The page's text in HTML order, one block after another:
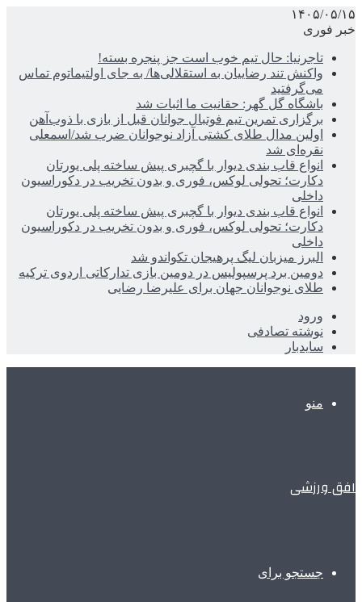
۱۴۰۵/۰۵/۱۵
خبر فوری
تاجرنیا: حال تیم خوب است جز پنجره بسته!
واکنش تند رضاییان به استقلالی‌ها/ به جای اولتیماتوم تماس
می‌گرفتید
باشگاه گل گهر: حقانیت ما اثبات شد
برگزاری تمرین تیم فوتبال جوانان قبل از بازی با ذوب‌آهن
اولین مدال طلای کشتی آزاد نوجوانان ضرب شد/اسمعلی
نقره‌ای شد
انواع قاب بندی دیوار با گچبری پیش ساخته پلی یورتان
دکارت؛ تحولی لوکس، فوری و بدون تخریب در دکوراسیون
داخلی
انواع قاب بندی دیوار با گچبری پیش ساخته پلی یورتان
دکارت؛ تحولی لوکس، فوری و بدون تخریب در دکوراسیون
داخلی
البرز میزبان لیگ پرهیجان تکواندو شد
دومین برد پرسپولیس در دومین بازی تدارکاتی اردوی ترکیه
طلای نوجوانان جهان برای علیرضا رضایی
ورود
نوشته تصادفی
سایدبار
منو
افق ورزشی
جستجو برای